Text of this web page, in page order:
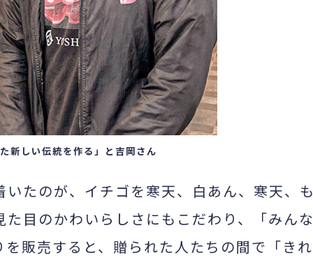
新しい伝統を作る」と吉岡さん
たのが、イチゴを寒天、白あん、寒天、
目のかわいらしさにもこだわり、「みん
を販売すると、贈られた人たちの間で「きれ